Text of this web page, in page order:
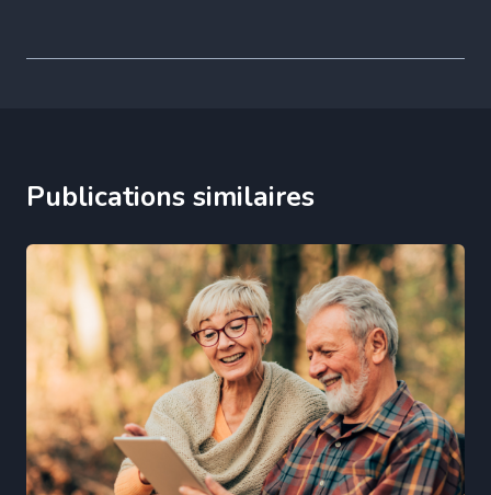
Publications similaires